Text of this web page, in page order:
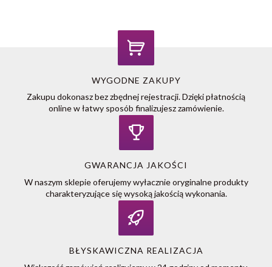
WYGODNE ZAKUPY
Zakupu dokonasz bez zbędnej rejestracji. Dzięki płatnością
online w łatwy sposób finalizujesz zamówienie.
GWARANCJA JAKOŚCI
W naszym sklepie oferujemy wyłacznie oryginalne produkty
charakteryzujące się wysoką jakością wykonania.
BŁYSKAWICZNA REALIZACJA